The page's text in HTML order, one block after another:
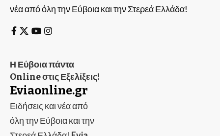
νέα από όλη την Εύβοια και την Στερεά Ελλάδα!
Η Εύβοια πάντα
Online στις Εξελίξεις!
Eviaonline.gr
Ειδήσεις και νέα από
όλη την Εύβοια και την